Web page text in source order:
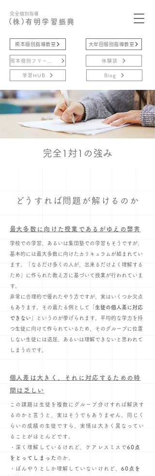
完全個別指導
(株)有明学習振興
熊本個別指導教室
学習HUB
大牟田個別指導教室
体験談
Blog
完全1対1の強み
​どうすれば問題が解けるのか
​最大多数に向けた授業であるがゆえの弊害
学校での学習、あるいは集団塾での学習もそうですが、
基本的には最大多数に向けたカリキュラムが組まれてい
ます。「なるだけ多くの人が、出来るだけよく理解する
ため」に作られた教え方に基づいて授業が行われていま
す。
非常に合理的で優れたやり方ですが、実はいくつか欠点
もあります。その最たる例として「 生徒の個人差に対応
できない 」というのが挙げられます。平均的な学力を持
つ生徒に向けて作られているため、そのグループに位置
しない生徒には退屈、あるいは理解できないと思われて
しまうのです。
​個人差は大きく、それに対応するための時
間は乏しい
この課題は生徒を複数にグループ分けすれば解決す
るのかと言うと、実はそうでもありません。同じく
らいの成績の生徒ですら、実情は大きく異なってい
ることがほとんどです。
・深く理解しているけれど、ケアレスミスで60点
をとってしまった のか。
・ぼんやりとしか理解していないけれど、 60点を